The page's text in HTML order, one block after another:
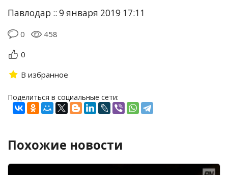
Павлодар :: 9 января 2019 17:11
0
458
0
В избранное
Поделиться в социальные сети:
Похожие новости